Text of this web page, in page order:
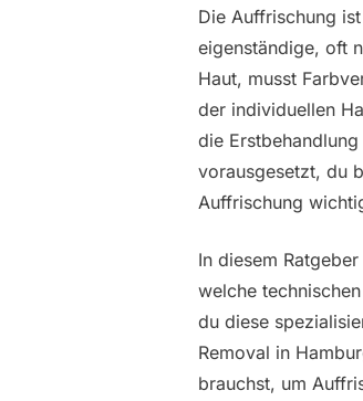
Die Auffrischung
eigenständige, oft
Haut, musst
der individuellen
die
vorausgesetzt, du
Auffrischung
In diesem
welche
du diese
Removal in
brauchst, um